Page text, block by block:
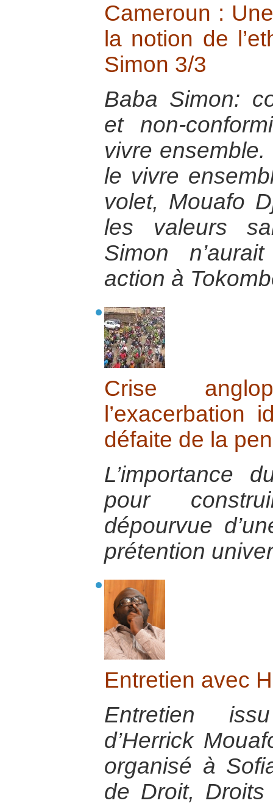
Cameroun :
la notion de
Simon 3/3
Baba Simon:
et non-
vivre
le vivre
volet, Mouafo
les valeurs
Simon
action à
Crise
l’exacerbation
défaite de la
L’importance
pour
dépourvue
prétention
Entretien avec
Entretien
d’Herrick
organisé à
de Droit,